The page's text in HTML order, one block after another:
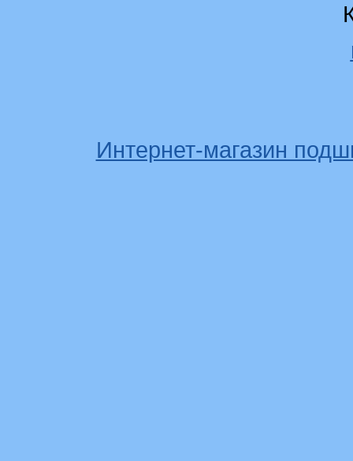
Интернет-магазин